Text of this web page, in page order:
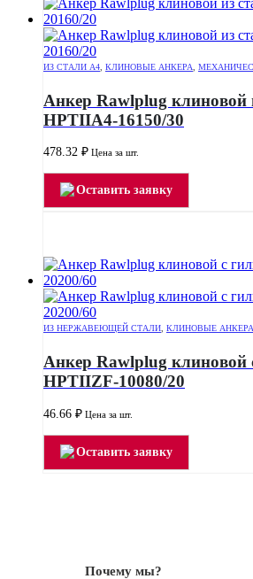
ИЗ СТАЛИ А4 КЛИНОВЫЕ АНКЕРА
Анкер Rawlplug клиновой
HPTIIA4-16150/30
478.32 ₽ Цена за шт.
Оставить заявку
ИЗ НЕРЖАВЕЮЩЕЙ СТАЛИ, КЛИНОВЫЕ АНКЕРА
Анкер Rawlplug клиновой
HPTIIZF-10080/20
46.66 ₽ Цена за шт.
Оставить заявку
Почему мы?